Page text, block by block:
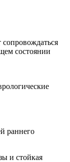
состоянии
раннего
и стойкая